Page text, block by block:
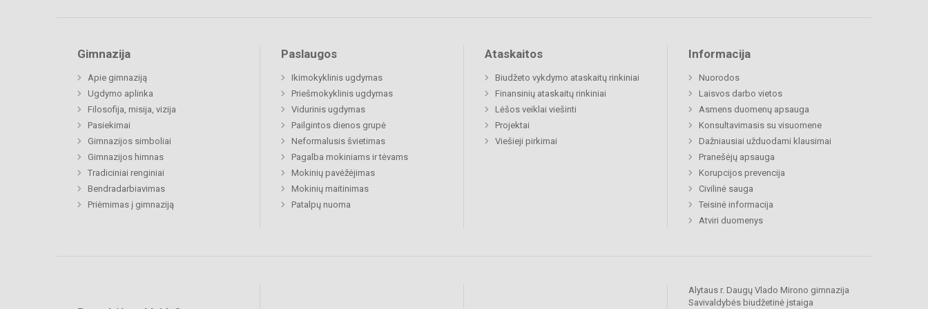
Gimnazija
Apie gimnaziją
Ugdymo aplinka
Filosofija, misija, vizija
Pasiekimai
Gimnazijos simboliai
Gimnazijos himnas
Tradiciniai renginiai
Bendradarbiavimas
Priėmimas į gimnaziją
Paslaugos
Ikimokyklinis ugdymas
Priešmokyklinis ugdymas
Vidurinis ugdymas
Pailgintos dienos grupė
Neformalusis švietimas
Pagalba mokiniams ir tėvams
Mokinių pavėžėjimas
Mokinių maitinimas
Patalpų nuoma
Ataskaitos
Biudžeto vykdymo ataskaitų rinkiniai
Finansinių ataskaitų rinkiniai
Lėšos veiklai viešinti
Projektai
Viešieji pirkimai
Informacija
Nuorodos
Laisvos darbo vietos
Asmens duomenų apsauga
Konsultavimasis su visuomene
Dažniausiai užduodami klausimai
Pranešėjų apsauga
Korupcijos prevencija
Civilinė sauga
Teisinė informacija
Atviri duomenys
Alytaus r. Daugų Vlado Mirono gimnazija
Savivaldybės biudžetinė įstaiga